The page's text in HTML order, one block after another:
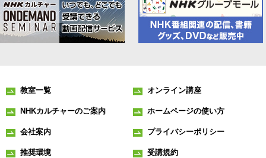
教室一覧 オンライン講座
NHKカルチャーのご案内 ホームページの使い方
会社案内 プライバシーポリシー
推奨環境 受講規約